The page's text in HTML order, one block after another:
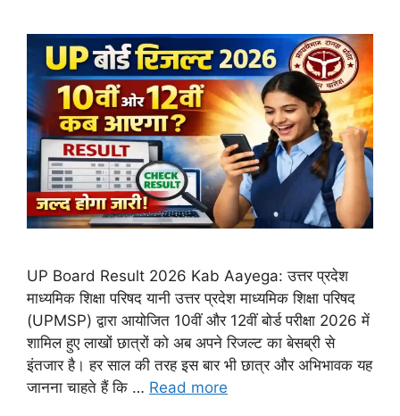
UP Board Result 2026 Kab Aayega: उत्तर प्रदेश
माध्यमिक शिक्षा परिषद यानी उत्तर प्रदेश माध्यमिक शिक्षा परिषद
(UPMSP) द्वारा आयोजित 10वीं और 12वीं बोर्ड परीक्षा 2026 में
शामिल हुए लाखों छात्रों को अब अपने रिजल्ट का बेसब्री से
इंतजार है। हर साल की तरह इस बार भी छात्र और अभिभावक यह
जानना चाहते हैं कि … Read more